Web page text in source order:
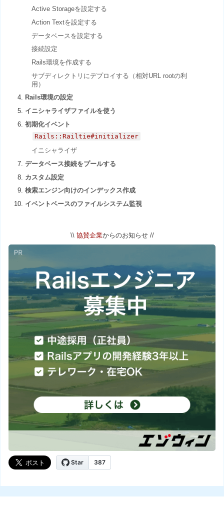
Active Storageを設定する
Action Textを設定する
データベースを設定する
接続設定
Rails環境を作成する
サブディレクトリにデプロイする（相対URL rootの利
用）
Rails環境の設定
イニシャライザファイルを使う
初期化イベント
Rails::Railtie#initializer
イニシャライザ
データベース接続をプールする
カスタム設定
検索エンジン向けのインデックス作成
イベントベースのファイルシステム監視
\\ 協賛企業からのお知らせ //